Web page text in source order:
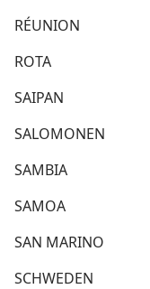
RÉUNION
ROTA
SAIPAN
SALOMONEN
SAMBIA
SAMOA
SAN MARINO
SCHWEDEN